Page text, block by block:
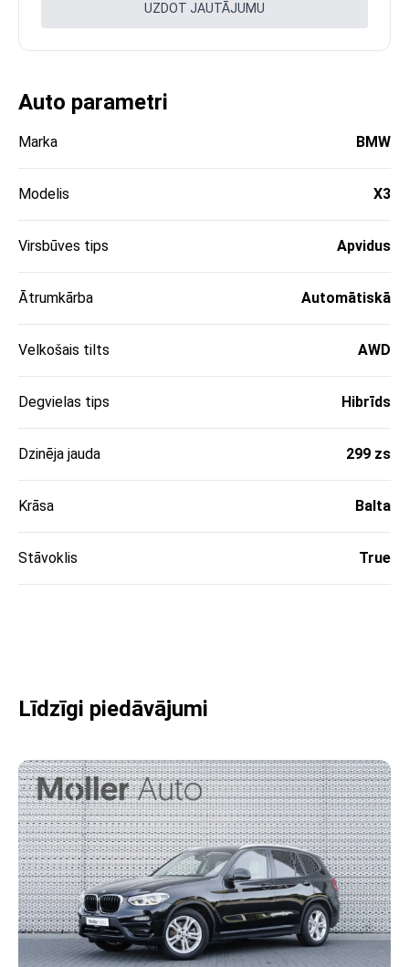
UZDOT JAUTĀJUMU
Auto parametri
Marka BMW
Modelis X3
Virsbūves tips Apvidus
Ātrumkārba Automātiskā
Velkošais tilts AWD
Degvielas tips Hibrīds
Dzinēja jauda 299 zs
Krāsa Balta
Stāvoklis True
Līdzīgi piedāvājumi